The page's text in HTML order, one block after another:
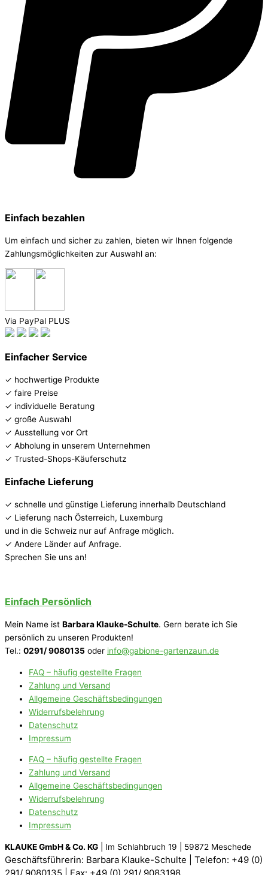
Einfach bezahlen
Um einfach und sicher zu zahlen, bieten wir Ihnen folgende
Zahlungsmöglichkeiten zur Auswahl an:
Via PayPal PLUS
Einfacher Service
✓ hochwertige Produkte
✓ faire Preise
✓ individuelle Beratung
✓ große Auswahl
✓ Ausstellung vor Ort
✓ Abholung in unserem Unternehmen
✓ Trusted-Shops-Käuferschutz
Einfache Lieferung
✓ schnelle und günstige Lieferung innerhalb Deutschland
✓ Lieferung nach Österreich, Luxemburg
und in die Schweiz nur auf Anfrage möglich.
✓ Andere Länder auf Anfrage.
Sprechen Sie uns an!
Einfach Persönlich
Mein Name ist Barbara Klauke-Schulte. Gern berate ich Sie
persönlich zu unseren Produkten!
Tel.: 0291/ 9080135 oder info@gabione-gartenzaun.de
FAQ – häufig gestellte Fragen
Zahlung und Versand
Allgemeine Geschäftsbedingungen
Widerrufsbelehrung
Datenschutz
Impressum
FAQ – häufig gestellte Fragen
Zahlung und Versand
Allgemeine Geschäftsbedingungen
Widerrufsbelehrung
Datenschutz
Impressum
KLAUKE GmbH & Co. KG | Im Schlahbruch 19 | 59872 Meschede
Geschäftsführerin: Barbara Klauke-Schulte | Telefon: +49 (0)